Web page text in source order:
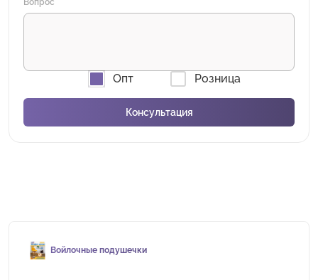
Вопрос
Опт Розница
Войлочные подушечки